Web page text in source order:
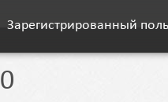
Зарегистрированный